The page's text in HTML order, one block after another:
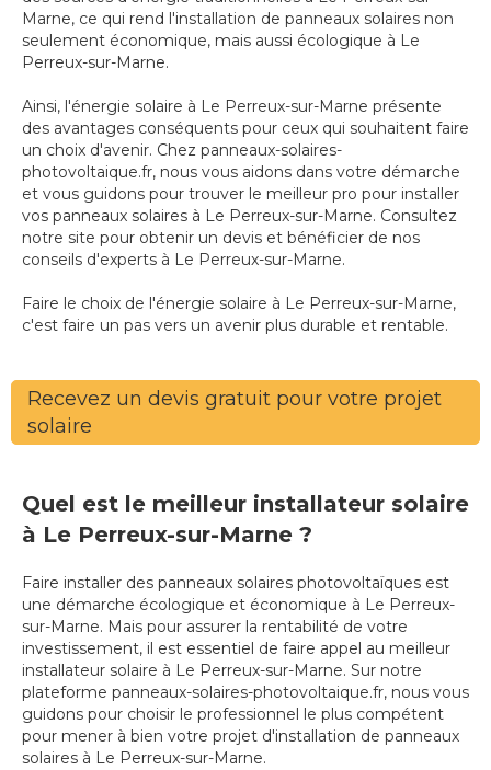
Marne, ce qui rend l'installation de panneaux solaires non
seulement économique, mais aussi écologique à Le
Perreux-sur-Marne.
Ainsi, l'énergie solaire à Le Perreux-sur-Marne présente
des avantages conséquents pour ceux qui souhaitent faire
un choix d'avenir. Chez panneaux-solaires-
photovoltaique.fr, nous vous aidons dans votre démarche
et vous guidons pour trouver le meilleur pro pour installer
vos panneaux solaires à Le Perreux-sur-Marne. Consultez
notre site pour obtenir un devis et bénéficier de nos
conseils d'experts à Le Perreux-sur-Marne.
Faire le choix de l'énergie solaire à Le Perreux-sur-Marne,
c'est faire un pas vers un avenir plus durable et rentable.
Recevez un devis gratuit pour votre projet
solaire
Quel est le meilleur installateur solaire
à Le Perreux-sur-Marne ?
Faire installer des panneaux solaires photovoltaïques est
une démarche écologique et économique à Le Perreux-
sur-Marne. Mais pour assurer la rentabilité de votre
investissement, il est essentiel de faire appel au meilleur
installateur solaire à Le Perreux-sur-Marne. Sur notre
plateforme panneaux-solaires-photovoltaique.fr, nous vous
guidons pour choisir le professionnel le plus compétent
pour mener à bien votre projet d'installation de panneaux
solaires à Le Perreux-sur-Marne.